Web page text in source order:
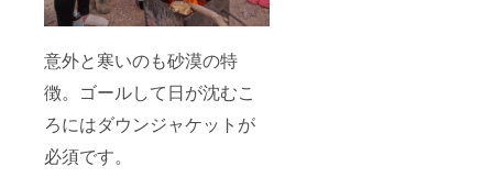
意外と寒いのも砂漠の特
徴。ゴールして日が沈むこ
ろにはダウンジャケットが
必須です。